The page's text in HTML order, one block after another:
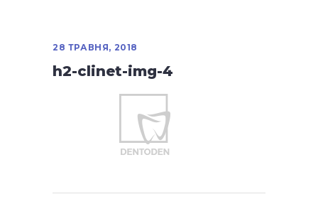
28 ТРАВНЯ, 2018
h2-clinet-img-4